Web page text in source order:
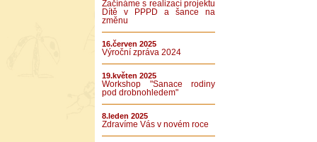
Začínáme s realizací projektu
Dítě v PPPD a šance na
změnu
16.červen 2025
Výroční zpráva 2024
19.květen 2025
Workshop "Sanace rodiny
pod drobnohledem"
8.leden 2025
Zdravíme Vás v novém roce